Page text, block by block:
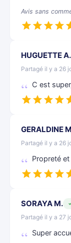
Avis sans
HUGUETTE A.
Partagé il y a 26
C est
GERALDINE
Partagé il y a 26
Propreté
SORAYA M.
Partagé il y a 27
Super